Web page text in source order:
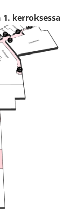
kerroksessa